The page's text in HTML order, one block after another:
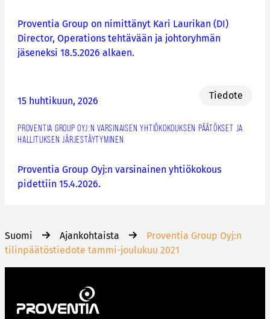
Proventia Group on nimittänyt Kari Laurikan (DI)
Director, Operations tehtävään ja johtoryhmän
jäseneksi 18.5.2026 alkaen.
15 huhtikuun, 2026 Tiedote
PROVENTIA GROUP OYJ:N VARSINAISEN YHTIÖKOKOUKSEN PÄÄTÖKSET JA
HALLITUKSEN JÄRJESTÄYTYMINEN
Proventia Group Oyj:n varsinainen yhtiökokous
pidettiin 15.4.2026.
Suomi Ajankohtaista
Proventia Group Oyj:n
tilinpäätöstiedote tammi-joulukuu 2021